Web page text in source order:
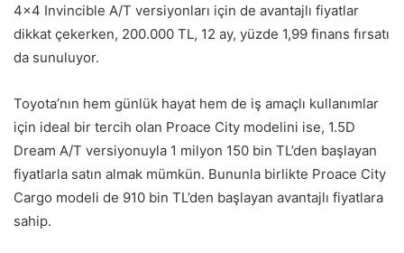
4×4 Invincible A/T versiyonları için de avantajlı fiyatlar
dikkat çekerken, 200.000 TL, 12 ay, yüzde 1,99 finans fırsatı
da sunuluyor.
Toyota’nın hem günlük hayat hem de iş amaçlı kullanımlar
için ideal bir tercih olan Proace City modelini ise, 1.5D
Dream A/T versiyonuyla 1 milyon 150 bin TL’den başlayan
fiyatlarla satın almak mümkün. Bununla birlikte Proace City
Cargo modeli de 910 bin TL’den başlayan avantajlı fiyatlara
sahip.